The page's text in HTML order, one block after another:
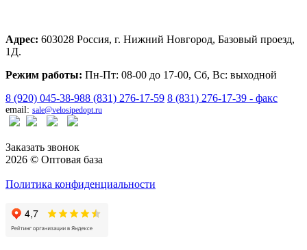
Адрес: 603028 Россия, г. Нижний Новгород, Базовый проезд,
1Д.
Режим работы: Пн-Пт: 08-00 до 17-00, Сб, Вс: выходной
8 (920) 045-38-988 (831) 276-17-59 8 (831) 276-17-39 - факс
email: sale@velosipedopt.ru
Заказать звонок
2026 © Оптовая база
Политика конфиденциальности